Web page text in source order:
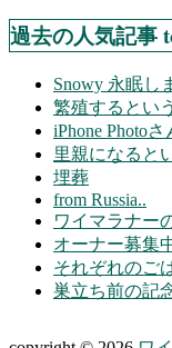
過去の人気記事
Snowy 永眠し
繁殖するとい
iPhone Photo
里親になると
埋葬
from Russia..
ワイマラナー
オーナー募集
それぞれのご
巣立ち前の記